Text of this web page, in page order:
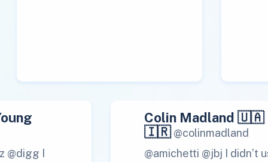
@digg I
Colin Madland 🇺🇦
🇮🇷@colinmadland
@amichetti @jbj I didn’t